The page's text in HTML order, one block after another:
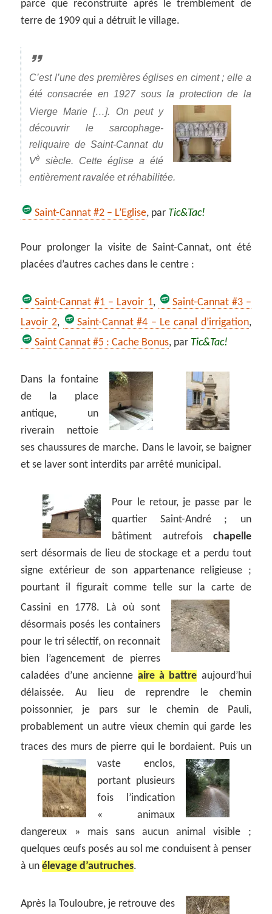
parce que reconstruite après le tremblement de
terre de 1909 qui a détruit le village.
C’est l’une des premières églises en ciment ; elle a
été consacrée en 1927 sous la protection de la
Vierge Marie […]. On peut y
découvrir le sarcophage-
reliquaire de Saint-Cannat du
Vè
siècle. Cette église a été
entièrement ravalée et réhabilitée.
Saint-Cannat #2 – L’Eglise, par Tic&Tac!
Pour prolonger la visite de Saint-Cannat, ont été
placées d’autres caches dans le centre :
Saint-Cannat #1 – Lavoir 1,
Saint-Cannat #3 –
Lavoir 2, Saint-Cannat #4 – Le canal d’irrigation,
Saint Cannat #5 : Cache Bonus, par Tic&Tac!
Dans la fontaine
de la place
antique, un
riverain nettoie
ses chaussures de marche. Dans le lavoir, se baigner
et se laver sont interdits par arrêté municipal.
Pour le retour, je passe par le
quartier Saint-André ; un
bâtiment autrefois chapelle
sert désormais de lieu de stockage et a perdu tout
signe extérieur de son appartenance religieuse ;
pourtant il figurait comme telle sur la carte de
Cassini en 1778. Là où sont
désormais posés les containers
pour le tri sélectif, on reconnait
bien l’agencement de pierres
caladées d’une ancienne aire à battre aujourd’hui
délaissée. Au lieu de reprendre le chemin
poissonnier, je pars sur le chemin de Pauli,
probablement un autre vieux chemin qui garde les
traces des murs de pierre qui le bordaient. Puis un
vaste enclos,
portant plusieurs
fois l’indication
« animaux
dangereux » mais sans aucun animal visible ;
quelques œufs posés au sol me conduisent à penser
à unélevage d’autruches.
Après la Touloubre, je retrouve des